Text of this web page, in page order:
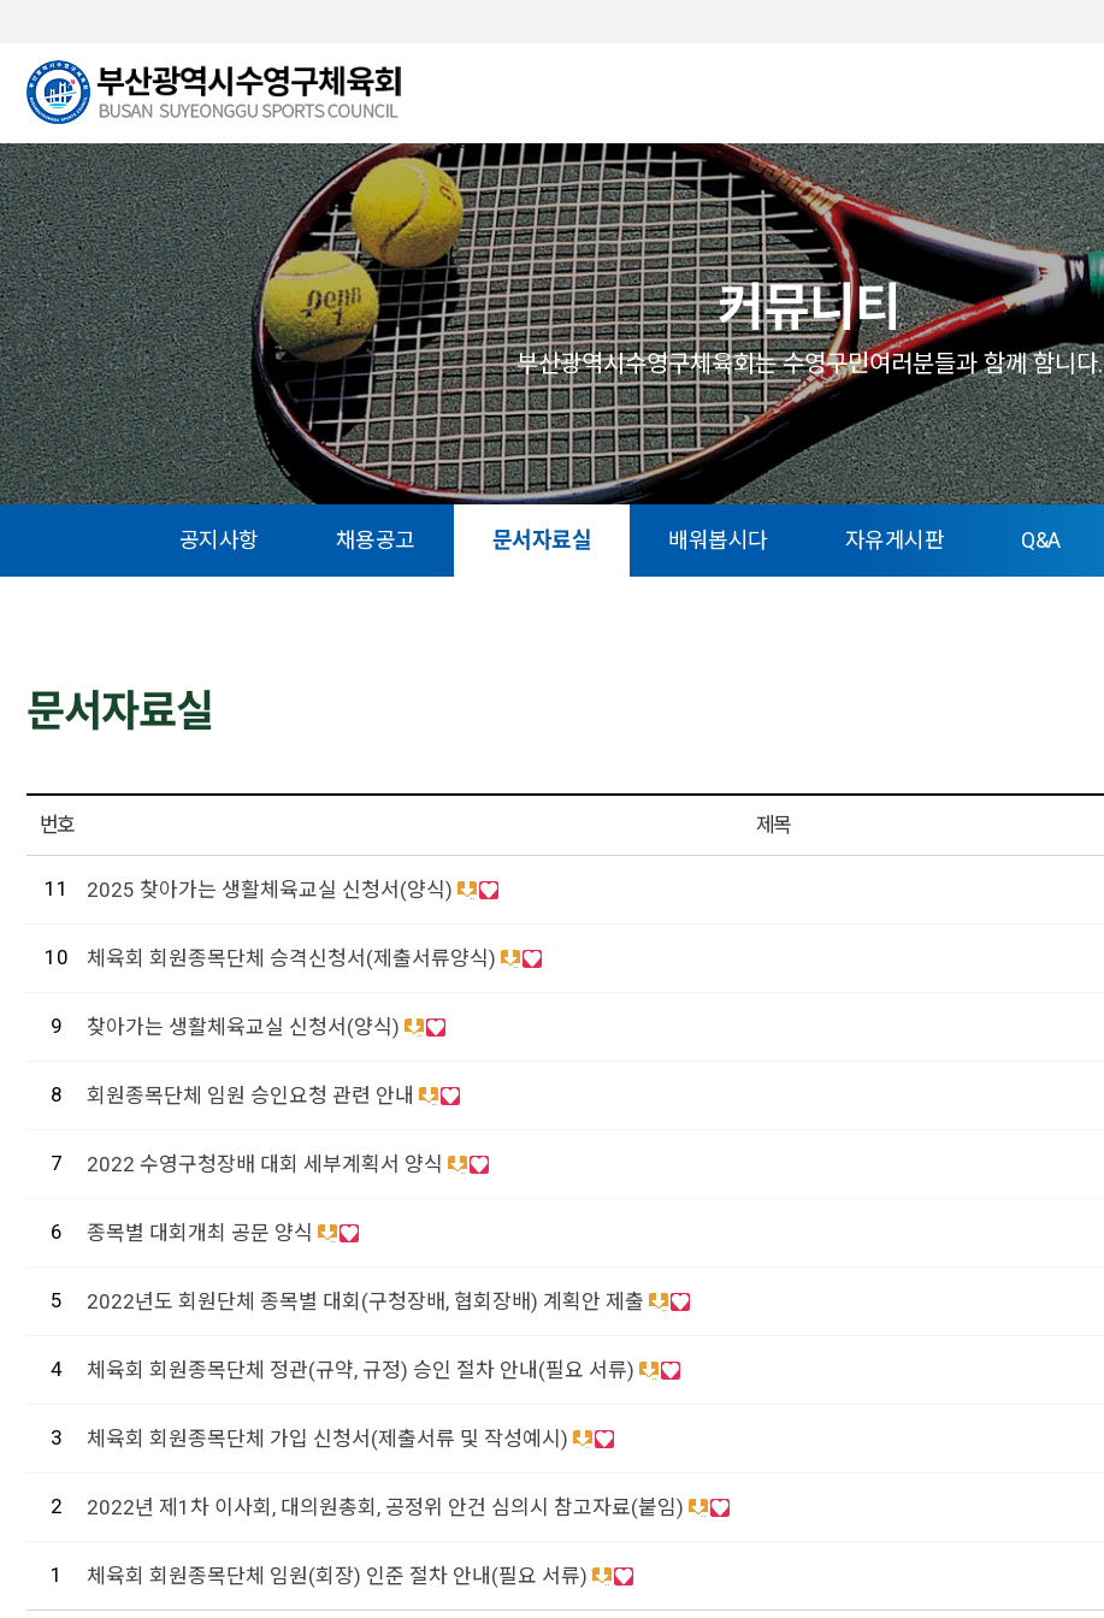
커뮤니티
부산광역시수영구체육회는 수영구민여러분들과 함께 함니다.
공지사항 채용공고 문서자료실 배워봅시다 자유게시판 Q&A
문서자료실
번호 제목
11 2025 찾아가는 생활체육교실 신청서(양식)
10 체육회 회원종목단체 승격신청서(제출서류양식)
9 찾아가는 생활체육교실 신청서(양식)
8 회원종목단체 임원 승인요청 관련 안내
7 2022 수영구청장배 대회 세부계획서 양식
6 종목별 대회개최 공문 양식
5 2022년도 회원단체 종목별 대회(구청장배, 협회장배) 계획안 제출
4 체육회 회원종목단체 정관(규약, 규정) 승인 절차 안내(필요 서류)
3 체육회 회원종목단체 가입 신청서(제출서류 및 작성예시)
2 2022년 제1차 이사회, 대의원총회, 공정위 안건 심의시 참고자료(붙임)
1 체육회 회원종목단체 임원(회장) 인준 절차 안내(필요 서류)